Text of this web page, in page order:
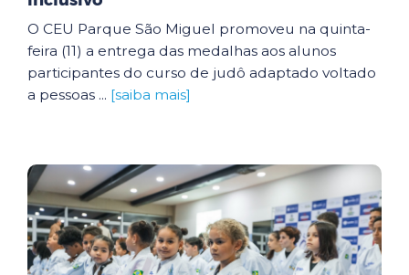
O CEU Parque São Miguel promoveu na quinta-
feira (11) a entrega das medalhas aos alunos
participantes do curso de judô adaptado voltado
a pessoas ... [saiba mais]